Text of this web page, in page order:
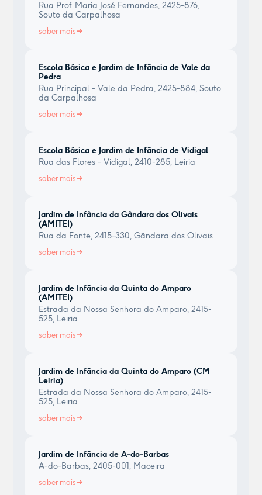
Rua Prof. Maria José Fernandes, 2425-876,
Souto da Carpalhosa
saber mais
Escola Básica e Jardim de Infância de Vale da
Pedra
Rua Principal - Vale da Pedra, 2425-884, Souto
da Carpalhosa
saber mais
Escola Básica e Jardim de Infância de Vidigal
Rua das Flores - Vidigal, 2410-285, Leiria
saber mais
Jardim de Infância da Gândara dos Olivais
(AMITEI)
Rua da Fonte, 2415-330, Gândara dos Olivais
saber mais
Jardim de Infância da Quinta do Amparo
(AMITEI)
Estrada da Nossa Senhora do Amparo, 2415-
525, Leiria
saber mais
Jardim de Infância da Quinta do Amparo (CM
Leiria)
Estrada da Nossa Senhora do Amparo, 2415-
525, Leiria
saber mais
Jardim de Infância de A-do-Barbas
A-do-Barbas, 2405-001, Maceira
saber mais